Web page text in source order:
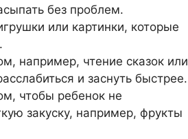
без проблем.
или картинки, которые
например, чтение сказок или
и заснуть быстрее.
чтобы ребенок не
закуску, например, фрукты